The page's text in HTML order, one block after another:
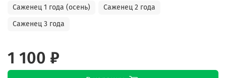
Саженец 1 года (осень)
Саженец 2 года
Саженец 3 года
1 100 ₽